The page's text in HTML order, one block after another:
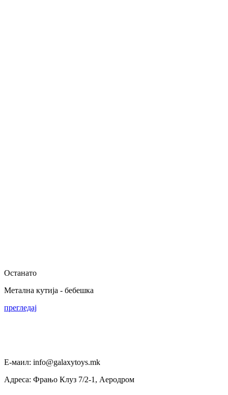
Останато
Метална кутија - бебешка
прегледај
Е-маил: info@galaxytoys.mk
Адреса: Фрањо Клуз 7/2-1, Аеродром